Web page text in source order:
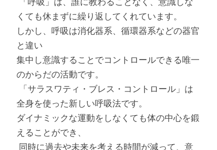
くても休まずに繰り返してくれています。
しかし、呼吸は消化器系、循環器系などの器官
と違い
集中し意識することでコントロールできる唯一
のからだの活動です。
全身を使った新しい呼吸法です。
ダイナミックな運動をしなくても体の中心を鍛
えることができ、